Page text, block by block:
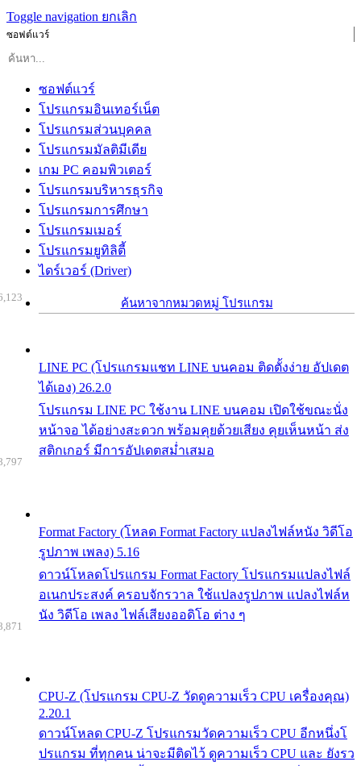
Toggle navigation ยกเลิก
ซอฟต์แวร์
ซอฟต์แวร์
โปรแกรมอินเทอร์เน็ต
โปรแกรมส่วนบุคคล
โปรแกรมมัลติมีเดีย
เกม PC คอมพิวเตอร์
โปรแกรมบริหารธุรกิจ
โปรแกรมการศึกษา
โปรแกรมเมอร์
โปรแกรมยูทิลิตี้
ไดร์เวอร์ (Driver)
ค้นหาจากหมวดหมู่ โปรแกรม
LINE PC (โปรแกรมแชท LINE บนคอม ติดตั้งง่าย อัปเดต
ได้เอง) 26.2.0
โปรแกรม LINE PC ใช้งาน LINE บนคอม เปิดใช้ขณะนั่ง
หน้าจอ ได้อย่างสะดวก พร้อมคุยด้วยเสียง คุยเห็นหน้า ส่ง
สติกเกอร์ มีการอัปเดตสม่ำเสมอ
Format Factory (โหลด Format Factory แปลงไฟล์หนัง วิดีโอ
รูปภาพ เพลง) 5.16
ดาวน์โหลดโปรแกรม Format Factory โปรแกรมแปลงไฟล์
อเนกประสงค์ ครอบจักรวาล ใช้แปลงรูปภาพ แปลงไฟล์ห
นัง วิดีโอ เพลง ไฟล์เสียงออดิโอ ต่าง ๆ
CPU-Z (โปรแกรม CPU-Z วัดดูความเร็ว CPU เครื่องคุณ)
2.20.1
ดาวน์โหลด CPU-Z โปรแกรมวัดความเร็ว CPU อีกหนึ่งโ
ปรแกรม ที่ทุกคน น่าจะมีติดไว้ ดูความเร็ว CPU และ ยังรว